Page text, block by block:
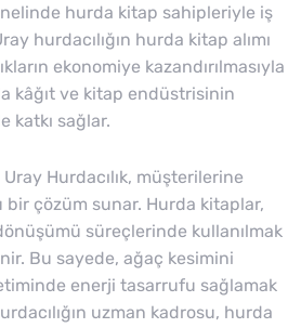
hurda kitap sahipleriyle iş
hurdacılığın hurda kitap alımı
ekonomiye kazandırılmasıyla
kâğıt ve kitap endüstrisinin
katkı sağlar.
Hurdacılık, müşterilerine
çözüm sunar. Hurda kitaplar,
süreçlerinde kullanılmak
Bu sayede, ağaç kesimini
enerji tasarrufu sağlamak
uzman kadrosu, hurda